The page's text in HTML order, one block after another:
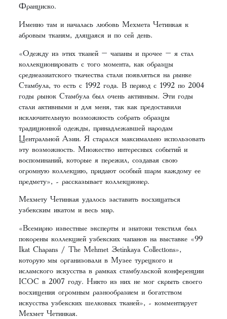
Франциско.
Именно там и началась любовь Мехмета Четинкая к
абровым тканям, длящаяся и по сей день.
«Одежду из этих тканей – чапаны и прочее – я стал
коллекционировать с того момента, как образцы
среднеазиатского ткачества стали появляться на рынке
Стамбула, то есть с 1992 года. В период с 1992 по 2004
годы рынок Стамбула был очень активным. Эти годы
стали активными и для меня, так как предоставили
исключительную возможность собрать образцы
традиционной одежды, принадлежавшей народам
Центральной Азии. Я старался максимально использовать
эту возможность. Множество интересных событий и
воспоминаний, которые я пережил, создавая свою
огромную коллекцию, придают особый шарм каждому ее
предмету», - рассказывает коллекционер.
Мехмету Четинкая удалось заставить восхищаться
узбекским икатом и весь мир.
«Всемирно известные эксперты и знатоки текстиля был
покорены коллекцией узбекских чапанов на выставке «99
Ikat Chapans / The Mehmet Çetinkaya Collectıons»,
которую мы организовали в Музее турецкого и
исламского искусства в рамках стамбульской конференции
ICOC в 2007 году. Никто из них не мог скрыть своего
восхищения огромным разнообразием и богатством
искусства узбекских шелковых тканей», - комментирует
Мехмет Четинкая.